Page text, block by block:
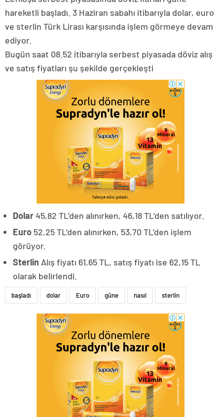
hareketli başladı. 3 Haziran sabahı itibarıyla dolar, euro
ve sterlin Türk Lirası karşısında işlem görmeye devam
ediyor.
Bugün saat 08.52 itibarıyla serbest piyasada döviz alış
ve satış fiyatları şu şekilde gerçekleşti
Dolar45,82 TL’den alınırken, 46,18 TL’den satılıyor.
Euro 52,25 TL’den alınırken, 53,70 TL’den işlem
görüyor.
Sterlin Alış fiyatı 61,65 TL, satış fiyatı ise 62,15 TL
olarak belirlendi.
başladı dolar Euro güne nasıl sterlin